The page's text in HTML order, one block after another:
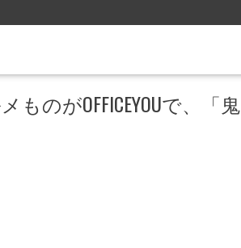
のがOFFICEYOUで、「鬼